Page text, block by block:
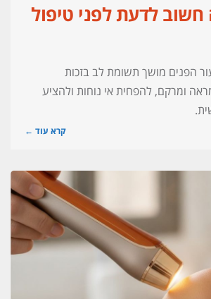
לדעת לפני טיפול
הפנים מושך תשומת לב בזכות
ומרקם, להפחית אי נוחות ולהציע
קרא עוד ←